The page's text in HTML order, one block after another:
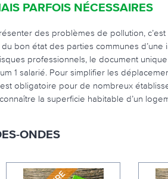
PARFOIS NÉCESSAIRES
des problèmes de pollution,
bon état des parties communes d’une
professionnels, le document
1 salarié. Pour simplifier les
obligatoire pour de nombreux
la superficie habitable d’un
ONDES